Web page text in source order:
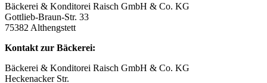
Bäckerei & Konditorei Raisch GmbH & Co. KG
Gottlieb-Braun-Str. 33
75382 Althengstett
Kontakt zur Bäckerei:
Bäckerei & Konditorei Raisch GmbH & Co. KG
Heckenacker Str.